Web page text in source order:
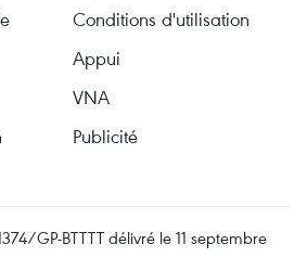
Conditions d'utilisation
Appui
VNA
Publicité
GP-BTTTT délivré le 11 septembre